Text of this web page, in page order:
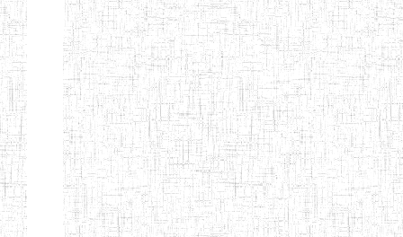
(A.T.T.I.C)
NACHO
TECHNICAL
TEACHER
TRAINING
INSTITUTE
12/08/2010 ENIET
SAINT
28/12/2007 ENIEG